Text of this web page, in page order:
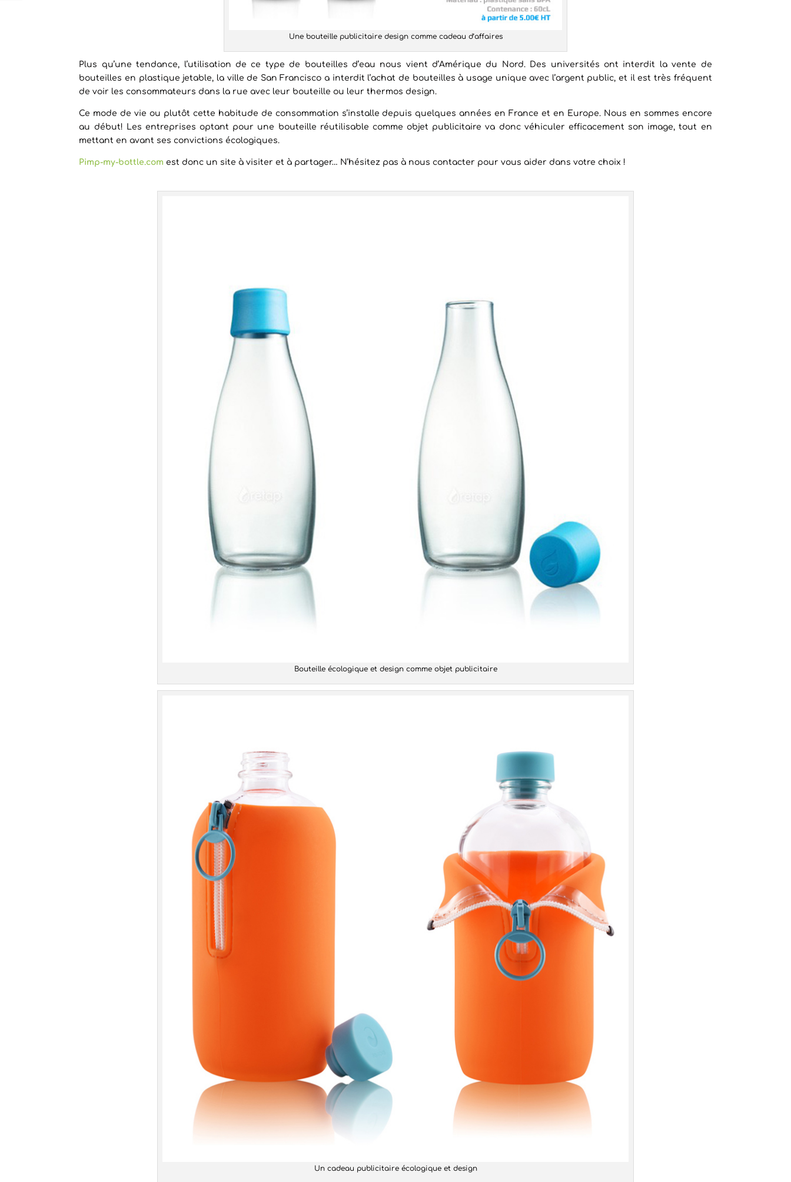
Une bouteille publicitaire design comme cadeau d’affaires
Plus qu’une tendance, l’utilisation de ce type de bouteilles d’eau nous vient d’Amérique du Nord. Des universités ont interdit la vente de
bouteilles en plastique jetable, la ville de San Francisco a interdit l’achat de bouteilles à usage unique avec l’argent public, et il est très fréquent
de voir les consommateurs dans la rue avec leur bouteille ou leur thermos design.
Ce mode de vie ou plutôt cette habitude de consommation s’installe depuis quelques années en France et en Europe. Nous en sommes encore
au début! Les entreprises optant pour une bouteille réutilisable comme objet publicitaire va donc véhiculer efficacement son image, tout en
mettant en avant ses convictions écologiques.
Pimp-my-bottle.com est donc un site à visiter et à partager… N’hésitez pas à nous contacter pour vous aider dans votre choix !
Bouteille écologique et design comme objet publicitaire
Un cadeau publicitaire écologique et design